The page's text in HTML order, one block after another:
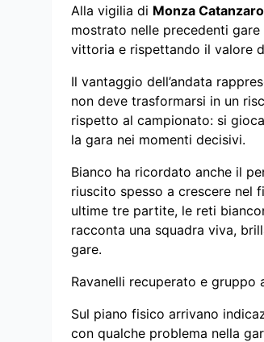
Alla vigilia di Monza Catanzaro
mostrato nelle precedenti
vittoria e rispettando il valore
Il vantaggio dell’andata
non deve trasformarsi in un
rispetto al campionato: si
la gara nei momenti decisivi.
Bianco ha ricordato anche il
riuscito spesso a crescere nel
ultime tre partite, le reti
racconta una squadra viva,
gare.
Ravanelli recuperato e gruppo
Sul piano fisico arrivano
con qualche problema nella